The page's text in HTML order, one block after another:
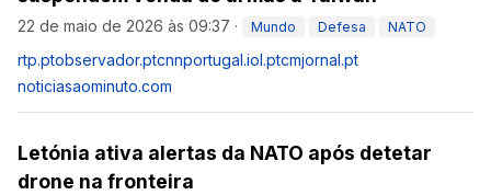
22 de maio de 2026 às 09:37 · Mundo Defesa NATO
rtp.ptobservador.ptcnnportugal.iol.ptcmjornal.pt
noticiasaominuto.com
Letónia ativa alertas da NATO após detetar
drone na fronteira